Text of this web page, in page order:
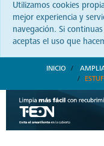
Utilizamos cookies
mejor experiencia y
navegación. Si
aceptas el uso que
INICIO